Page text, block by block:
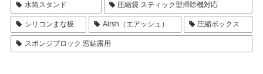
水筒スタンド 圧縮袋 スティック型掃除機対応
シリコンまな板 Airsh（エアッシュ） 圧縮ボックス
スポンジブロック 窓結露用